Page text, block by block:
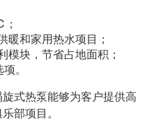
暖和家用热水项目；
模块，节省占地面积；
。
式热泵能够为客户提供高
部项目。